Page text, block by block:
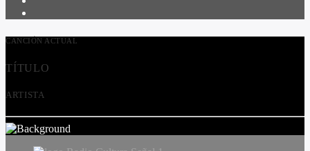
CANCIÓN ACTUAL
TÍTULO
ARTISTA